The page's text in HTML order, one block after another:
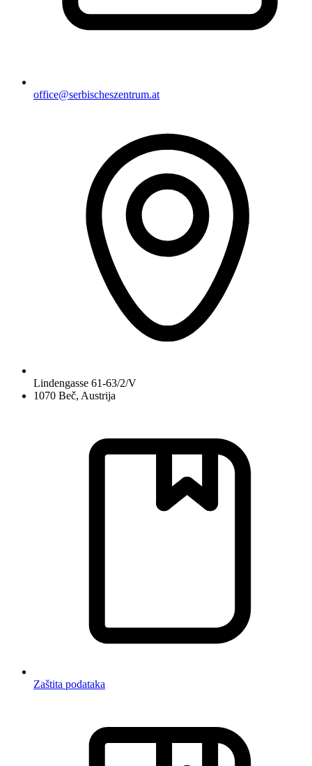
office@serbischeszentrum.at
Lindengasse 61-63/2/V
1070 Beč, Austrija
Zaštita podataka